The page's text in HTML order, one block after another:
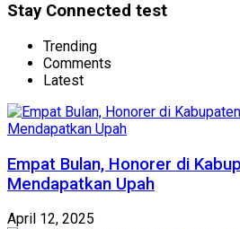
Stay Connected test
Trending
Comments
Latest
Empat Bulan, Honorer di
Mendapatkan Upah
April 12, 2025